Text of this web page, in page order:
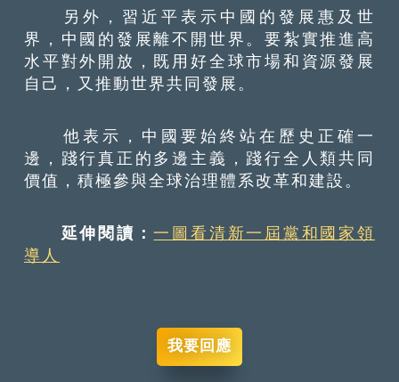
另外，習近平表示中國的發展惠及世
界，中國的發展離不開世界。要紮實推進高
水平對外開放，既用好全球市場和資源發展
自己，又推動世界共同發展。
他表示，中國要始終站在歷史正確一
邊，踐行真正的多邊主義，踐行全人類共同
價值，積極參與全球治理體系改革和建設。
延伸閱讀：一圖看清新一屆黨和國家領
導人
我要回應